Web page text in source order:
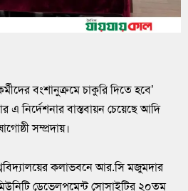
বংশানুক্রমে চাকুরি দিতে হবে’
এ নির্দেশনার বাস্তবায়ন চেয়েছে আদি
সম্প্রদায়।
কলাভবনে আর.সি মজুমদার
ডেভেলপমেন্ট সোসাইটির ২০তম